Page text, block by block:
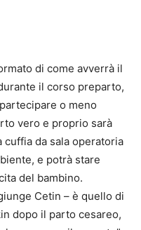
di come avverrà il
il corso preparto,
o meno
vero e proprio sarà
da sala operatoria
e potrà stare
del bambino.
Cetin – è quello di
dopo il parto cesareo,